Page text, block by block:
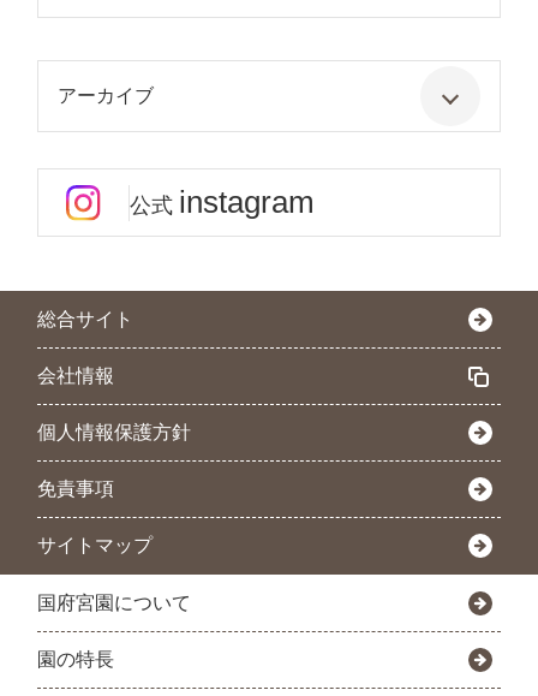
アーカイブ
公式 instagram
総合サイト
会社情報
個人情報保護方針
免責事項
サイトマップ
国府宮園について
園の特長